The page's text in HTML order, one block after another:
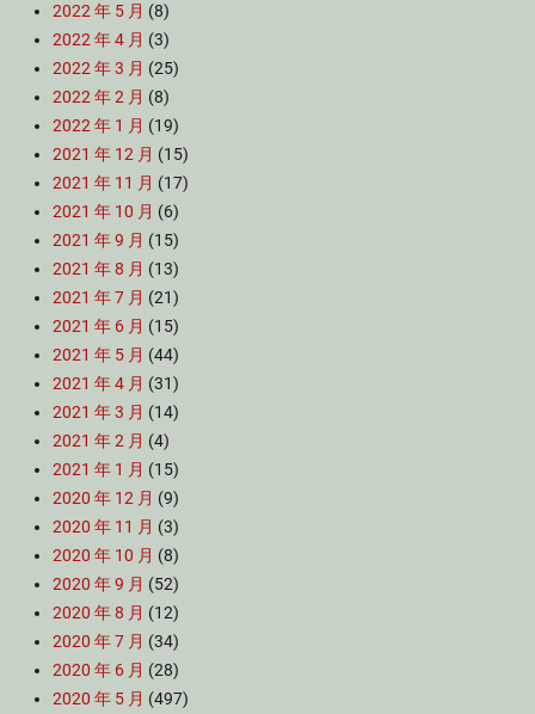
2022 年 5 月 (8)
2022 年 4 月 (3)
2022 年 3 月 (25)
2022 年 2 月 (8)
2022 年 1 月 (19)
2021 年 12 月 (15)
2021 年 11 月 (17)
2021 年 10 月 (6)
2021 年 9 月 (15)
2021 年 8 月 (13)
2021 年 7 月 (21)
2021 年 6 月 (15)
2021 年 5 月 (44)
2021 年 4 月 (31)
2021 年 3 月 (14)
2021 年 2 月 (4)
2021 年 1 月 (15)
2020 年 12 月 (9)
2020 年 11 月 (3)
2020 年 10 月 (8)
2020 年 9 月 (52)
2020 年 8 月 (12)
2020 年 7 月 (34)
2020 年 6 月 (28)
2020 年 5 月 (497)